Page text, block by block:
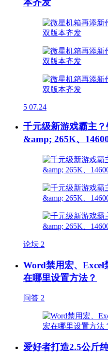
本齐发
5 07.24
千元级新游戏霸主
&amp; 265K、
论坛 2
Word禁用宏、Excel
在哪里设置方法？
问答 2
爱好者打造2.5公斤